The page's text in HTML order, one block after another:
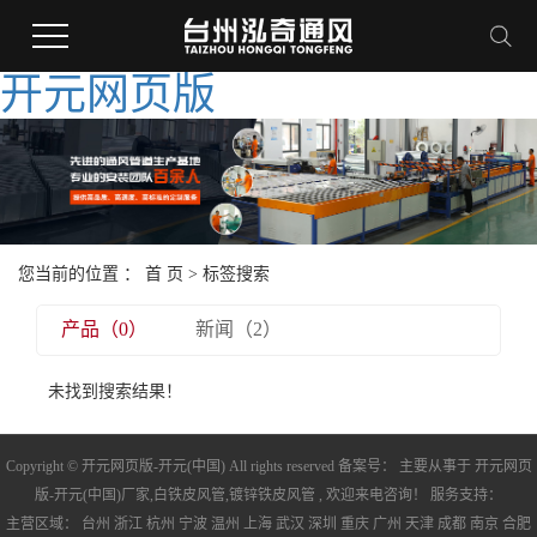
开元网页版
您当前的位置 ： 首 页 > 标签搜索
产品（0） 新闻（2）
未找到搜索结果！
Copyright © 开元网页版-开元(中国) All rights reserved 备案号： 主要从事于 开元网页
版-开元(中国)厂家, 白铁皮风管,镀锌铁皮风管 , 欢迎来电咨询！ 服务支持：
主营区域： 台州 浙江 杭州 宁波 温州 上海 武汉 深圳 重庆 广州 天津 成都 南京 合肥